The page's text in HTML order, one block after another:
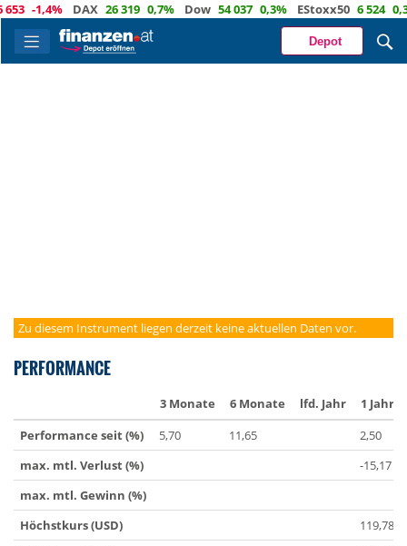
-1,4% DAX 26 319 0,7% Dow 54 037 0,3% EStoxx50 6 524
Depot
Zu diesem Instrument liegen derzeit keine aktuellen Daten vor.
PERFORMANCE
3 Monate 6 Monate lfd. Jahr
1 Jahr
Performance seit (%)
5,70 11,65
2,50
max. mtl. Verlust (%)
-15,17
max. mtl. Gewinn (%)
Höchstkurs (USD)
119,78